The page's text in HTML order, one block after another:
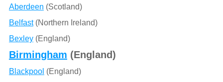
Aberdeen (Scotland)
Belfast(Northern Ireland)
Bexley(England)
Birmingham (England)
Blackpool (England)